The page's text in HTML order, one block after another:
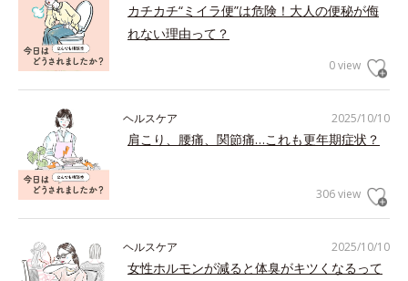
カチカチ“ミイラ便”は危険！大人の便秘が侮
れない理由って？
0 view
2025/10/10
ヘルスケア
肩こり、腰痛、関節痛…これも更年期症状？
306 view
2025/10/10
ヘルスケア
女性ホルモンが減ると体臭がキツくなるって